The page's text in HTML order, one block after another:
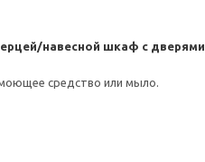
навесной шкаф с дверями
средство или мыло.